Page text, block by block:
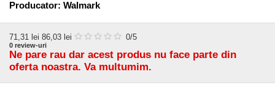
Producator: Walmark
71,31 lei 86,03 lei 0/5
0 review-uri
Ne pare rau dar acest produs nu face parte din
oferta noastra. Va multumim.